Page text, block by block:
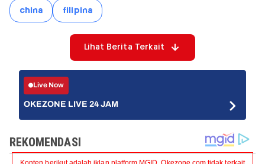
china filipina
Lihat Berita Terkait
Live Now
OKEZONE LIVE 24 JAM